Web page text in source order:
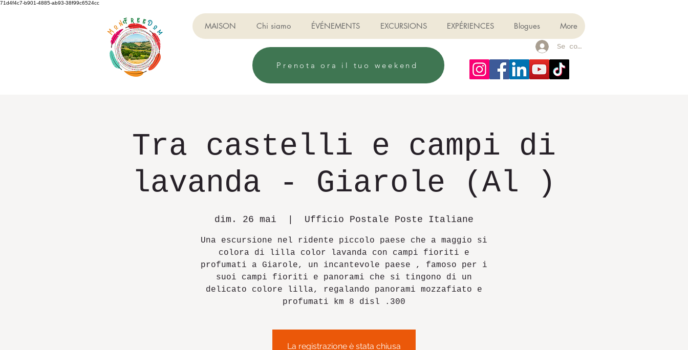
71d4f4c7-b901-4885-ab93-38f99c6524cc
MAISON Chi siamo ÉVÉNEMENTS EXCURSIONS EXPÉRIENCES Blogues More
Se connecter
Prenota ora il tuo weekend
Tra castelli e campi di
lavanda - Giarole (Al )
dim. 26 mai Ufficio Postale Poste Italiane
Una escursione nel ridente piccolo paese che a maggio si
colora di lilla color lavanda con campi fioriti e
profumati a Giarole, un incantevole paese , famoso per i
suoi campi fioriti e panorami che si tingono di un
delicato colore lilla, regalando panorami mozzafiato e
profumati km 8 disl .300
La registrazione è stata chiusa